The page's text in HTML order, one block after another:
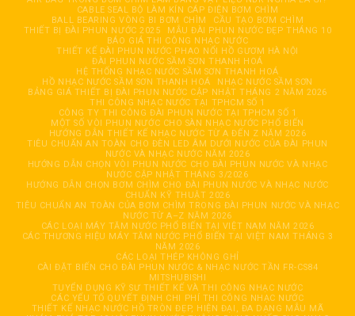
CABLE SEAL BỘ LÀM KÍN CÁP ĐIỆN BƠM CHÌM
BALL BEARING VÒNG BI BƠM CHÌM
CẦU TẠO BƠM CHÌM
THIẾT BỊ ĐÀI PHUN NƯỚC 2025
MẪU ĐÀI PHUN NƯỚC ĐẸP THÁNG 10
BÁO GIÁ THI CÔNG NHẠC NƯỚC
THIẾT KẾ ĐÀI PHUN NƯỚC PHAO NỔI HỒ GƯƠM HÀ NỘI
ĐÀI PHUN NƯỚC SẦM SƠN THANH HOÁ
HỆ THỐNG NHẠC NƯỚC SẦM SƠN THANH HOÁ
HỒ NHẠC NƯỚC SẦM SƠN THANH HOÁ
NHẠC NƯỚC SẦM SƠN
BẢNG GIÁ THIẾT BỊ ĐÀI PHUN NƯỚC CẬP NHẬT THÁNG 2 NĂM 2026
THI CÔNG NHẠC NƯỚC TẠI TPHCM SỐ 1
CÔNG TY THI CÔNG ĐÀI PHUN NƯỚC TẠI TPHCM SỐ 1
MỘT SỐ VÒI PHUN NƯỚC CHO SÀN NHẠC NƯỚC PHỔ BIẾN
HƯỚNG DẪN THIẾT KẾ NHẠC NƯỚC TỪ A ĐẾN Z NĂM 2026
TIÊU CHUẨN AN TOÀN CHO ĐÈN LED ÂM DƯỚI NƯỚC CỦA ĐÀI PHUN
NƯỚC VÀ NHẠC NƯỚC NĂM 2026
HƯỚNG DẪN CHỌN VÒI PHUN NƯỚC CHO ĐÀI PHUN NƯỚC VÀ NHẠC
NƯỚC CẬP NHẬT THÁNG 3/2026
HƯỚNG DẪN CHỌN BƠM CHÌM CHO ĐÀI PHUN NƯỚC VÀ NHẠC NƯỚC
CHUẨN KỸ THUẬT 2026
TIÊU CHUẨN AN TOÀN CỦA BƠM CHÌM TRONG ĐÀI PHUN NƯỚC VÀ NHẠC
NƯỚC TỪ A–Z NĂM 2026
CÁC LOẠI MÁY TĂM NƯỚC PHỔ BIẾN TẠI VIỆT NAM NĂM 2026
CÁC THƯƠNG HIỆU MÁY TĂM NƯỚC PHỔ BIẾN TẠI VIỆT NAM THÁNG 3
NĂM 2026
CÁC LOẠI THÉP KHÔNG GHỈ
CÀI ĐẶT BIẾN CHO ĐÀI PHUN NƯỚC & NHẠC NƯỚC TẦN FR-CS84
MITSHUBISHI
TUYỂN DỤNG KỸ SƯ THIẾT KẾ VÀ THI CÔNG NHẠC NƯỚC
CÁC YẾU TỐ QUYẾT ĐỊNH CHI PHÍ THI CÔNG NHẠC NƯỚC
THIẾT KẾ NHẠC NƯỚC HỒ TRÒN ĐẸP, HIỆN ĐẠI, ĐA DẠNG MẪU MÃ